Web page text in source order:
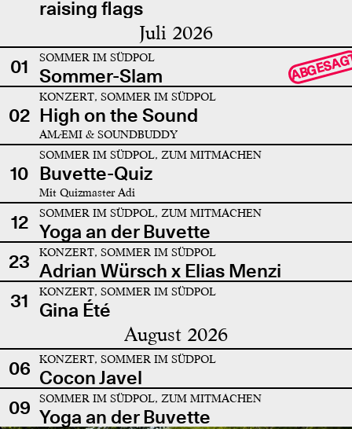
raising flags
Juli 2026
01 SOMMER IM SÜDPOL
Sommer-Slam
02
KONZERT, SOMMER IM SÜDPOL
High on the Sound
AMÆMI & SOUNDBUDDY
10
SOMMER IM SÜDPOL, ZUM MITMACHEN
Buvette-Quiz
Mit Quizmaster Adi
12 SOMMER IM SÜDPOL, ZUM MITMACHEN
Yoga an der Buvette
23
KONZERT, SOMMER IM SÜDPOL
Adrian Würsch x Elias Menzi
31
KONZERT, SOMMER IM SÜDPOL
Gina Été
August 2026
06 KONZERT, SOMMER IM SÜDPOL
Cocon Javel
09
SOMMER IM SÜDPOL, ZUM MITMACHEN
Yoga an der Buvette